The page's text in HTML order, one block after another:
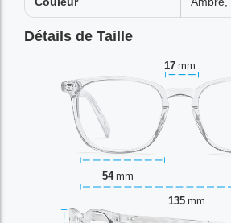
Détails de Taille
17 mm
54 mm
135 mm